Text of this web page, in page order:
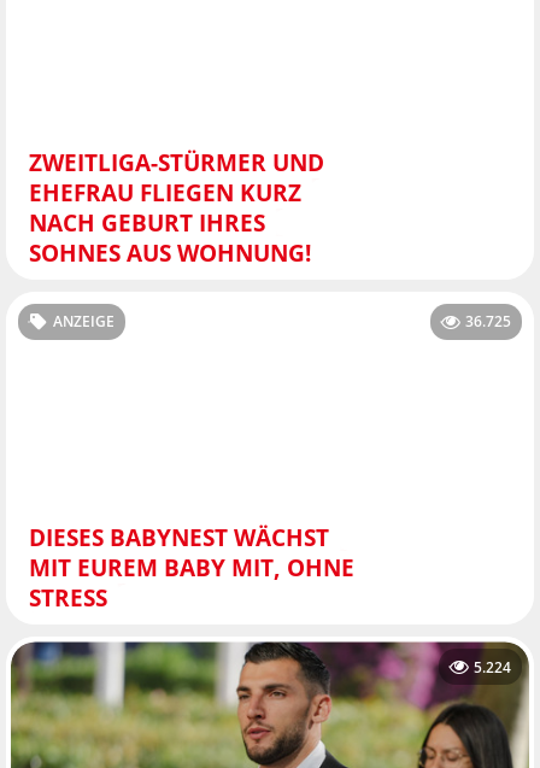
ZWEITLIGA-STÜRMER UND
EHEFRAU FLIEGEN KURZ
NACH GEBURT IHRES
SOHNES AUS WOHNUNG!
DIESES BABYNEST WÄCHST
MIT EUREM BABY MIT, OHNE
STRESS
ANZEIGE 36.725
5.224